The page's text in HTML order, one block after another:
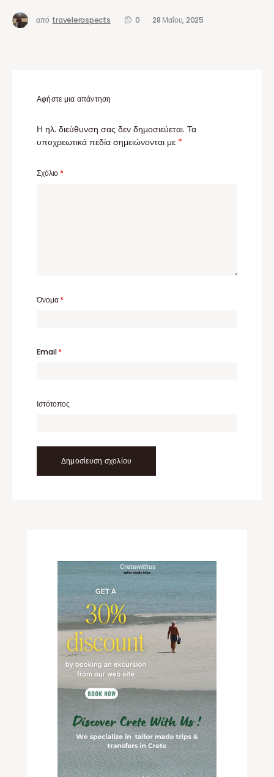
από traveleraspects 0 28 Μαΐου, 2025
Αφήστε μια απάντηση
Η ηλ. διεύθυνση σας δεν δημοσιεύεται. Τα
υποχρεωτικά πεδία σημειώνονται με *
Σχόλιο *
Όνομα*
Email*
Ιστότοπος